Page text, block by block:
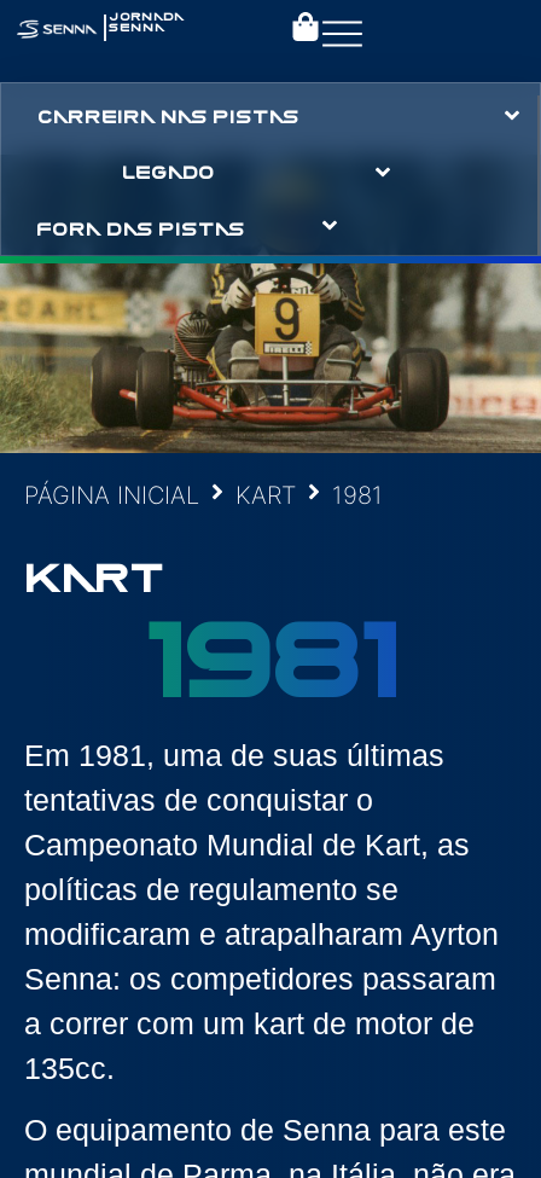
| JORNADA
SENNA
CARREIRA NAS PISTAS
LEGADO
FORA DAS PISTAS
PÁGINA INICIAL KART 1981
KART
1981
Em 1981, uma de suas últimas
tentativas de conquistar o
Campeonato Mundial de Kart, as
políticas de regulamento se
modificaram e atrapalharam Ayrton
Senna: os competidores passaram
a correr com um kart de motor de
135cc.
O equipamento de Senna para este